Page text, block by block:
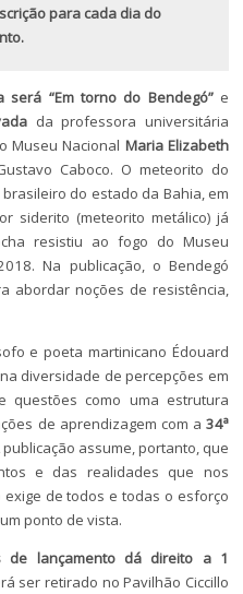
para cada dia do
“Em torno do Bendegó”e
da professora universitária
Museu Nacional Maria Elizabeth
Caboco. O meteorito do
do estado da Bahia, em
siderito (meteorito metálico) já
resistiu ao fogo do Museu
Na publicação, o Bendegó
abordar noções de resistência,
e poeta martinicano Édouard
diversidade de percepções em
questões como uma estrutura
de aprendizagem com a 34ª
publicação assume, portanto, que
e das realidades que nos
de todos e todas o esforço
ponto de vista.
de lançamento dá direito a 1
ser retirado no Pavilhão Ciccillo